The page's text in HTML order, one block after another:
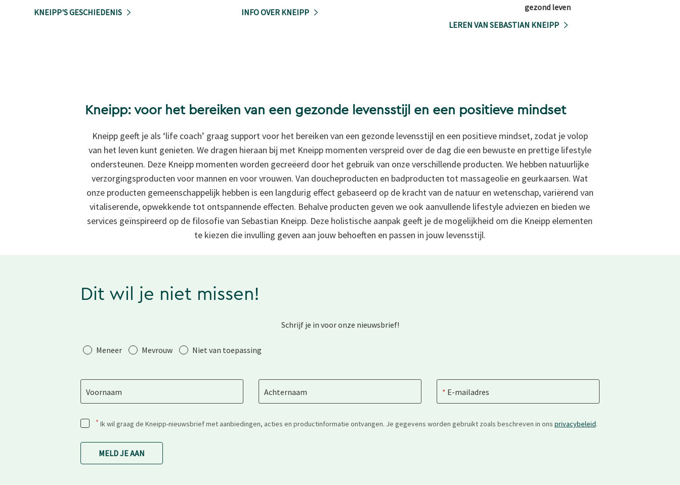
KNEIPP'S GESCHIEDENIS
INFO OVER KNEIPP
gezond leven
LEREN VAN SEBASTIAN KNEIPP
Kneipp: voor het bereiken van een gezonde levensstijl en een positieve mindset
Kneipp geeft je als ‘life coach’ graag support voor het bereiken van een gezonde levensstijl en een positieve mindset, zodat je volop
van het leven kunt genieten. We dragen hieraan bij met Kneipp momenten verspreid over de dag die een bewuste en prettige lifestyle
ondersteunen. Deze Kneipp momenten worden gecreëerd door het gebruik van onze verschillende producten. We hebben natuurlijke
verzorgingsproducten voor mannen en voor vrouwen. Van doucheproducten en badproducten tot massageolie en geurkaarsen. Wat
onze producten gemeenschappelijk hebben is een langdurig effect gebaseerd op de kracht van de natuur en wetenschap, variërend van
vitaliserende, opwekkende tot ontspannende effecten. Behalve producten geven we ook aanvullende lifestyle adviezen en bieden we
services geïnspireerd op de filosofie van Sebastian Kneipp. Deze holistische aanpak geeft je de mogelijkheid om die Kneipp elementen
te kiezen die invulling geven aan jouw behoeften en passen in jouw levensstijl.
Dit wil je niet missen!
Schrijf je in voor onze nieuwsbrief!
Aanhef
Meneer Mevrouw Niet van toepassing
Voornaam Achternaam E-mailadres
* Ik wil graag de Kneipp-nieuwsbrief met aanbiedingen, acties en productinformatie ontvangen. Je gegevens worden gebruikt zoals beschreven in ons privacybeleid.
MELD JE AAN